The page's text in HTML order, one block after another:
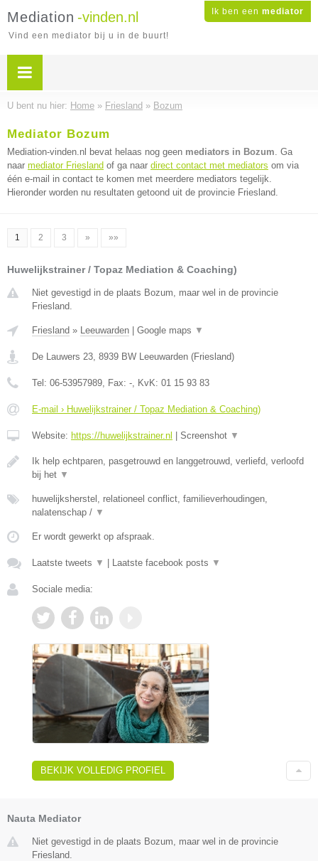
Ik ben een mediator
Mediation -vinden.nl
Vind een mediator bij u in de buurt!
U bent nu hier: Home » Friesland » Bozum
Mediator Bozum
Mediation-vinden.nl bevat helaas nog geen mediators in Bozum. Ga
naar mediator Friesland of ga naar direct contact met mediators om via
één e-mail in contact te komen met meerdere mediators tegelijk.
Hieronder worden nu resultaten getoond uit de provincie Friesland.
1 2 3 » »»
Huwelijkstrainer / Topaz Mediation & Coaching)
Niet gevestigd in de plaats Bozum, maar wel in de provincie
Friesland.
Friesland » Leeuwarden Google maps ▼
De Lauwers 23, 8939 BW Leeuwarden (Friesland)
Tel: 06-53957989, Fax: -, KvK: 01 15 93 83
E-mail › Huwelijkstrainer / Topaz Mediation & Coaching)
Website: https://huwelijkstrainer.nl Screenshot ▼
Ik help echtparen, pasgetrouwd en langgetrouwd, verliefd, verloofd
bij het ▼
huwelijksherstel, relationeel conflict, familieverhoudingen,
nalatenschap / ▼
Er wordt gewerkt op afspraak.
Laatste tweets ▼ Laatste facebook posts ▼
Sociale media:
BEKIJK VOLLEDIG PROFIEL
Nauta Mediator
Niet gevestigd in de plaats Bozum, maar wel in de provincie
Friesland.